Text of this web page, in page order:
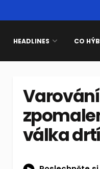
HEADLINES CO
válka